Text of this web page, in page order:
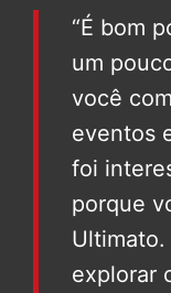
“É bom
um
você
eventos
foi
porque
explorar